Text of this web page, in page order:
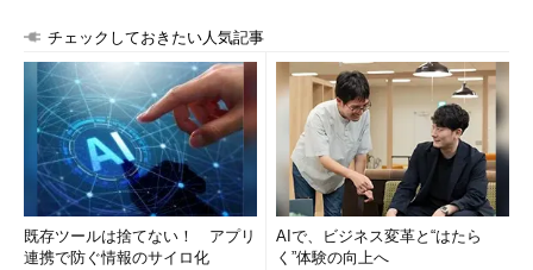
チェックしておきたい人気記事
既存ツールは捨てない！ アプリ
連携で防ぐ情報のサイロ化
AIで、ビジネス変革と“はたら
く”体験の向上へ